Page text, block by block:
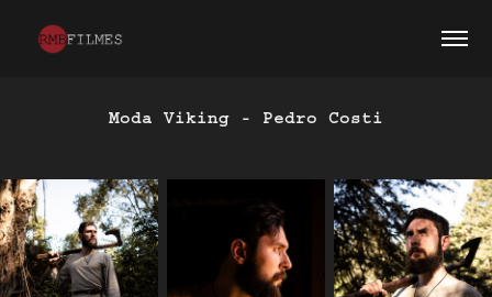
Moda Viking - Pedro Costi